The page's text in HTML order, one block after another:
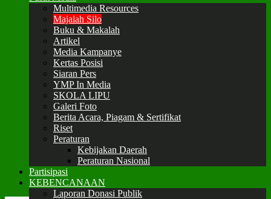
Multimedia Resources
Majalah Silo
Buku & Makalah
Artikel
Media Kampanye
Kertas Posisi
Siaran Pers
YMP In Media
SKOLA LIPU
Galeri Foto
Berita Acara, Piagam & Sertifikat
Riset
Peraturan
Kebijakan Daerah
Peraturan Nasional
Partisipasi
KEBENCANAAN
Laporan Donasi Publik